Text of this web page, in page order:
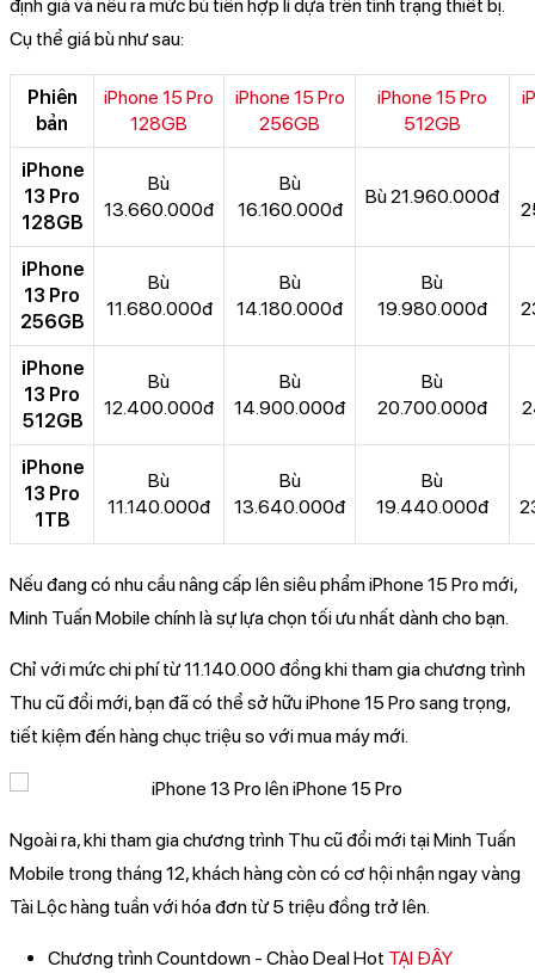
định giá và nêu ra mức bù tiền hợp lí dựa trên tình trạng thiết bị.
Cụ thể giá bù như sau:
Phiên
bản
iPhone 15 Pro
128GB
iPhone 15 Pro
256GB
iPhone 15 Pro
512GB
iPhone
13 Pro
128GB
Bù
13.660.000đ
Bù
16.160.000đ
Bù 21.960.000đ
iPhone
13 Pro
256GB
Bù
11.680.000đ
Bù
14.180.000đ
Bù
19.980.000đ
iPhone
13 Pro
512GB
Bù
12.400.000đ
Bù
14.900.000đ
Bù
20.700.000đ
iPhone
13 Pro
1TB
Bù
11.140.000đ
Bù
13.640.000đ
Bù
19.440.000đ
Nếu đang có nhu cầu nâng cấp lên siêu phẩm iPhone 15 Pro mới,
Minh Tuấn Mobile chính là sự lựa chọn tối ưu nhất dành cho bạn.
Chỉ với mức chi phí từ 11.140.000 đồng khi tham gia chương trình
Thu cũ đổi mới, bạn đã có thể sở hữu iPhone 15 Pro sang trọng,
tiết kiệm đến hàng chục triệu so với mua máy mới.
Ngoài ra, khi tham gia chương trình Thu cũ đổi mới tại Minh Tuấn
Mobile trong tháng 12, khách hàng còn có cơ hội nhận ngay vàng
Tài Lộc hàng tuần với hóa đơn từ 5 triệu đồng trở lên.
Chương trình Countdown - Chào Deal Hot TẠI ĐÂY